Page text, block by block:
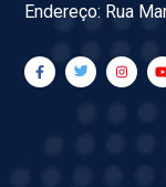
Endereço: Rua